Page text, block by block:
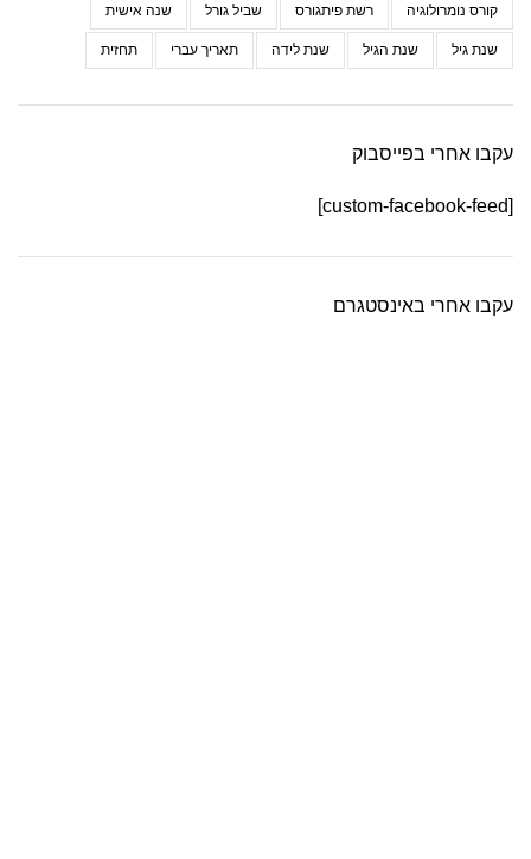
קורס נומרולוגיה רשת פיתגורס שביל גורל שנה אישית
שנת גיל שנת הגיל שנת לידה תאריך עברי תחזית
עקבו אחרי בפייסבוק
[custom-facebook-feed]
עקבו אחרי באינסטגרם